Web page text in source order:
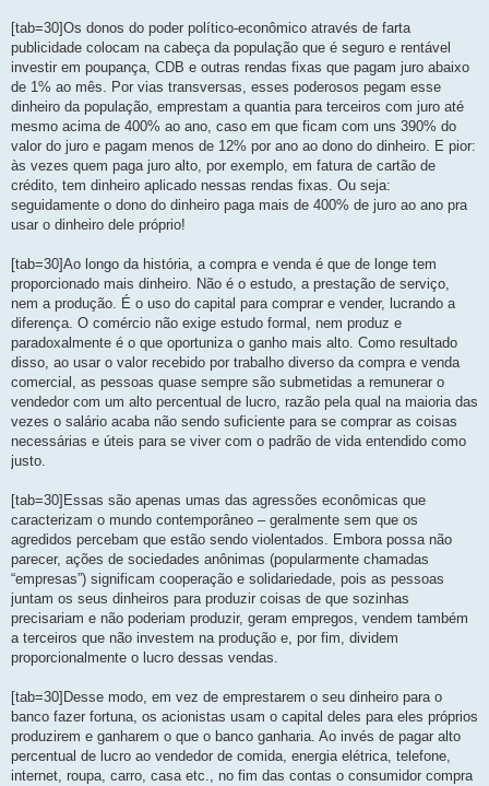
[tab=30]Os donos do poder político-econômico através de farta
publicidade colocam na cabeça da população que é seguro e rentável
investir em poupança, CDB e outras rendas fixas que pagam juro abaixo
de 1% ao mês. Por vias transversas, esses poderosos pegam esse
dinheiro da população, emprestam a quantia para terceiros com juro até
mesmo acima de 400% ao ano, caso em que ficam com uns 390% do
valor do juro e pagam menos de 12% por ano ao dono do dinheiro. E pior:
às vezes quem paga juro alto, por exemplo, em fatura de cartão de
crédito, tem dinheiro aplicado nessas rendas fixas. Ou seja:
seguidamente o dono do dinheiro paga mais de 400% de juro ao ano pra
usar o dinheiro dele próprio!
[tab=30]Ao longo da história, a compra e venda é que de longe tem
proporcionado mais dinheiro. Não é o estudo, a prestação de serviço,
nem a produção. É o uso do capital para comprar e vender, lucrando a
diferença. O comércio não exige estudo formal, nem produz e
paradoxalmente é o que oportuniza o ganho mais alto. Como resultado
disso, ao usar o valor recebido por trabalho diverso da compra e venda
comercial, as pessoas quase sempre são submetidas a remunerar o
vendedor com um alto percentual de lucro, razão pela qual na maioria das
vezes o salário acaba não sendo suficiente para se comprar as coisas
necessárias e úteis para se viver com o padrão de vida entendido como
justo.
[tab=30]Essas são apenas umas das agressões econômicas que
caracterizam o mundo contemporâneo – geralmente sem que os
agredidos percebam que estão sendo violentados. Embora possa não
parecer, ações de sociedades anônimas (popularmente chamadas
“empresas”) significam cooperação e solidariedade, pois as pessoas
juntam os seus dinheiros para produzir coisas de que sozinhas
precisariam e não poderiam produzir, geram empregos, vendem também
a terceiros que não investem na produção e, por fim, dividem
proporcionalmente o lucro dessas vendas.
[tab=30]Desse modo, em vez de emprestarem o seu dinheiro para o
banco fazer fortuna, os acionistas usam o capital deles para eles próprios
produzirem e ganharem o que o banco ganharia. Ao invés de pagar alto
percentual de lucro ao vendedor de comida, energia elétrica, telefone,
internet, roupa, carro, casa etc., no fim das contas o consumidor compra